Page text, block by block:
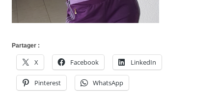
Partager :
X Facebook LinkedIn
Pinterest WhatsApp